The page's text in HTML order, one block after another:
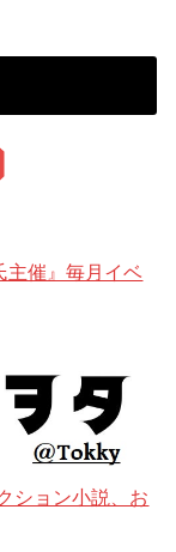
主催』毎月イベ
ション小説、お